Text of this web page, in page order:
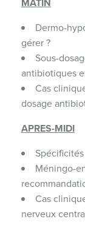
Dermo-
gérer ?
Sous-
antibiotiques
Cas
dosage
APRES-MIDI
Méningo-
Cas
nerveux